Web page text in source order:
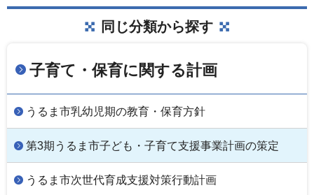
同じ分類から探す
子育て・保育に関する計画
うるま市乳幼児期の教育・保育方針
第3期うるま市子ども・子育て支援事業計画の策定
うるま市次世代育成支援対策行動計画